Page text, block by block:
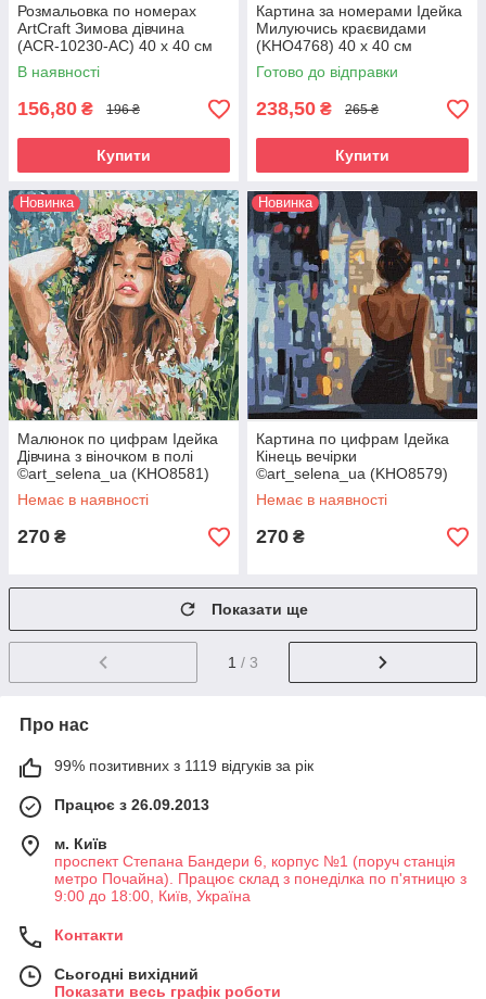
Розмальовка по номерах
ArtCraft Зимова дівчина
(ACR-10230-AC) 40 х 40 см
В наявності
156,80 ₴ 196 ₴
Купити
Картина за номерами Ідейка
Милуючись краєвидами
(KHO4768) 40 х 40 см
Готово до відправки
238,50 ₴ 265 ₴
Купити
Новинка
Малюнок по цифрам Ідейка
Дівчина з віночком в полі
©art_selena_ua (KHO8581)
40 х 40 см
Немає в наявності
270 ₴
Новинка
Картина по цифрам Ідейка
Кінець вечірки
©art_selena_ua (KHO8579)
40 х 40 см
Немає в наявності
270 ₴
Показати ще
1 / 3
Про нас
99% позитивних з 1119 відгуків за рік
Працює з 26.09.2013
м. Київ
проспект Степана Бандери 6, корпус №1 (поруч станція
метро Почайна). Працює склад з понеділка по п'ятницю з
9:00 до 18:00, Київ, Україна
Контакти
Сьогодні вихідний
Показати весь графік роботи